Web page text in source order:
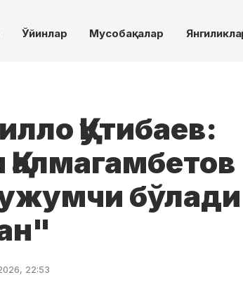
Ўйинлар Мусобақалар
Қутибаев:
22:53